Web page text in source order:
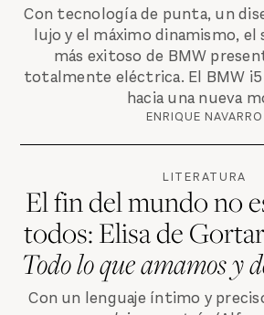
Con tecnología de punta, un
lujo y el máximo dinamismo, el
más exitoso de BMW
totalmente eléctrica. El BMW i5
hacia una nueva
ENRIQUE NAVARRO
LITERATURA
El fin del mundo no
todos: Elisa de
Todo lo que amamos y
Con un lenguaje íntimo y